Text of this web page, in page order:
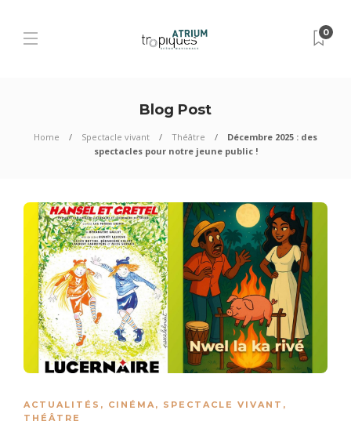
0
Blog Post
Home Spectacle vivant Théâtre
Décembre 2025 : des
spectacles pour notre jeune public !
ACTUALITÉS , CINÉMA, SPECTACLE VIVANT ,
THÉÂTRE